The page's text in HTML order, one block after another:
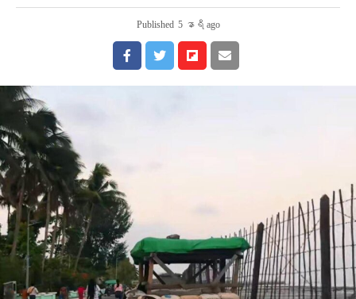
Published 5 နာရီ ago